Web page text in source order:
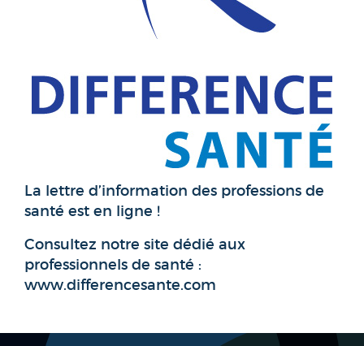
La lettre d’information des professions de
santé est en ligne !
Consultez notre site dédié aux
professionnels de santé :
www.differencesante.com